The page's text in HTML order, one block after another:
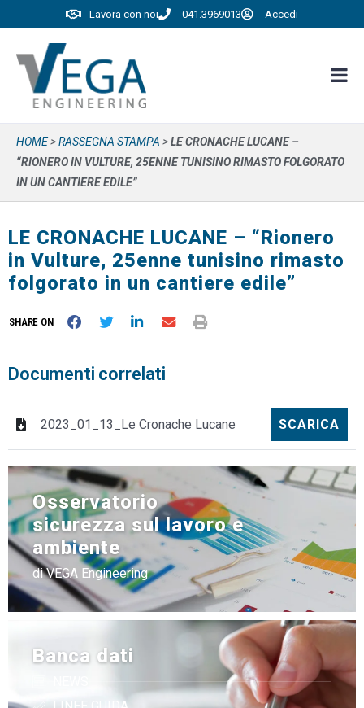
Lavora con noi 041.3969013 Accedi
HOME>RASSEGNA STAMPA >LE CRONACHE LUCANE –
“RIONERO IN VULTURE, 25ENNE TUNISINO RIMASTO FOLGORATO
IN UN CANTIERE EDILE”
LE CRONACHE LUCANE – “Rionero
in Vulture, 25enne tunisino rimasto
folgorato in un cantiere edile”
SHARE ON
Documenti correlati
2023_01_13_Le Cronache Lucane SCARICA
Banca dati
Osservatorio
sicurezza sul lavoro e
ambiente
di VEGA Engineering